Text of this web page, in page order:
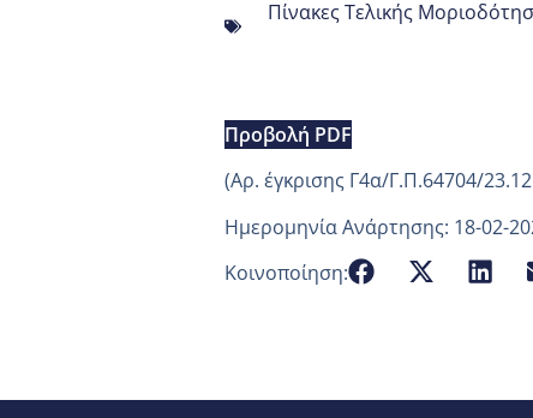
Πίνακες Τελικής
Προβολή PDF
(Aρ. έγκρισης Γ4α/Γ.Π.64704/
Ημερομηνία Ανάρτησης: 18-02-
Κοινοποίηση: